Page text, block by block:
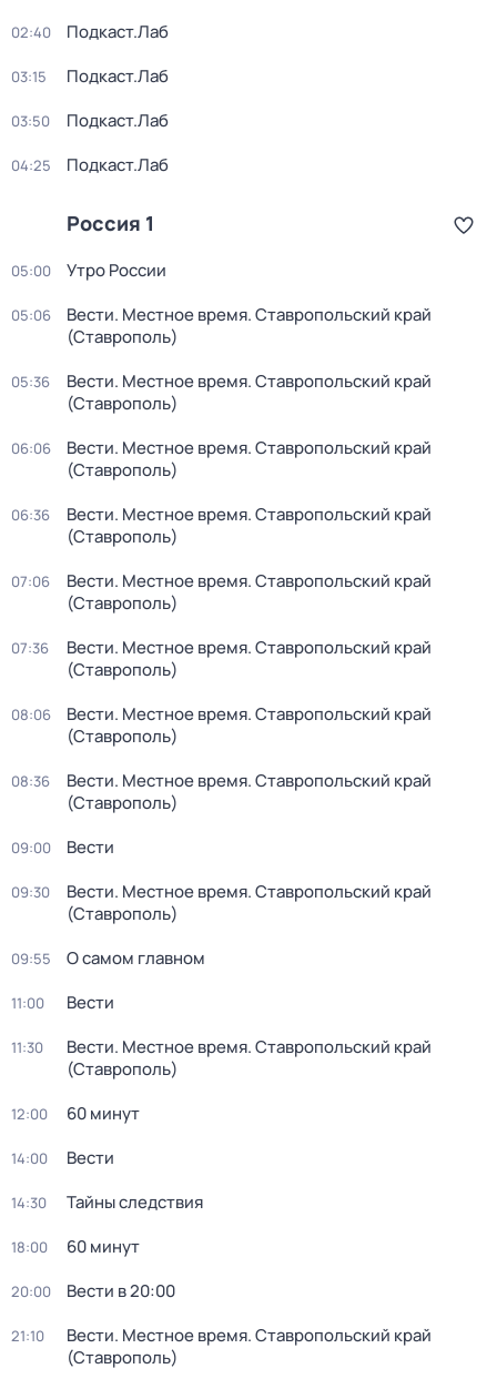
02:40 Подкаст.Лаб
03:15 Подкаст.Лаб
03:50 Подкаст.Лаб
04:25 Подкаст.Лаб
Россия 1
05:00 Утро России
05:06
Вести. Местное время. Ставропольский край
(Ставрополь)
05:36
Вести. Местное время. Ставропольский край
(Ставрополь)
06:06
Вести. Местное время. Ставропольский край
(Ставрополь)
06:36
Вести. Местное время. Ставропольский край
(Ставрополь)
07:06
Вести. Местное время. Ставропольский край
(Ставрополь)
07:36
Вести. Местное время. Ставропольский край
(Ставрополь)
08:06
Вести. Местное время. Ставропольский край
(Ставрополь)
08:36
Вести. Местное время. Ставропольский край
(Ставрополь)
09:00 Вести
09:30
Вести. Местное время. Ставропольский край
(Ставрополь)
09:55 О самом главном
11:00 Вести
11:30
Вести. Местное время. Ставропольский край
(Ставрополь)
12:00 60 минут
14:00 Вести
14:30 Тайны следствия
18:00 60 минут
20:00 Вести в 20:00
21:10
Вести. Местное время. Ставропольский край
(Ставрополь)